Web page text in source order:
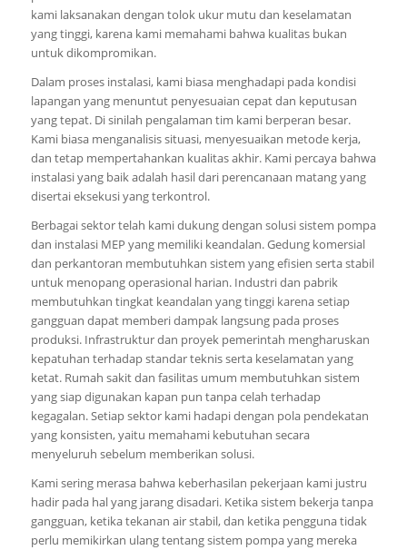
kami laksanakan dengan tolok ukur mutu dan keselamatan
yang tinggi, karena kami memahami bahwa kualitas bukan
untuk dikompromikan.
Dalam proses instalasi, kami biasa menghadapi pada kondisi
lapangan yang menuntut penyesuaian cepat dan keputusan
yang tepat. Di sinilah pengalaman tim kami berperan besar.
Kami biasa menganalisis situasi, menyesuaikan metode kerja,
dan tetap mempertahankan kualitas akhir. Kami percaya bahwa
instalasi yang baik adalah hasil dari perencanaan matang yang
disertai eksekusi yang terkontrol.
Berbagai sektor telah kami dukung dengan solusi sistem pompa
dan instalasi MEP yang memiliki keandalan. Gedung komersial
dan perkantoran membutuhkan sistem yang efisien serta stabil
untuk menopang operasional harian. Industri dan pabrik
membutuhkan tingkat keandalan yang tinggi karena setiap
gangguan dapat memberi dampak langsung pada proses
produksi. Infrastruktur dan proyek pemerintah mengharuskan
kepatuhan terhadap standar teknis serta keselamatan yang
ketat. Rumah sakit dan fasilitas umum membutuhkan sistem
yang siap digunakan kapan pun tanpa celah terhadap
kegagalan. Setiap sektor kami hadapi dengan pola pendekatan
yang konsisten, yaitu memahami kebutuhan secara
menyeluruh sebelum memberikan solusi.
Kami sering merasa bahwa keberhasilan pekerjaan kami justru
hadir pada hal yang jarang disadari. Ketika sistem bekerja tanpa
gangguan, ketika tekanan air stabil, dan ketika pengguna tidak
perlu memikirkan ulang tentang sistem pompa yang mereka